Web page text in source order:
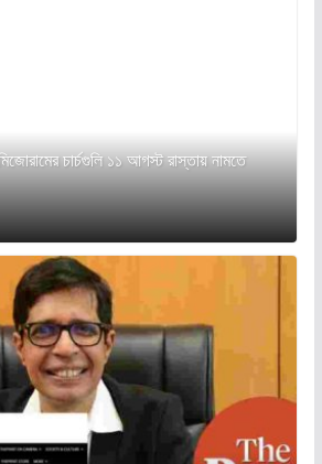
চার্চগুলি ১১ আগস্ট রাস্তায় নামতে